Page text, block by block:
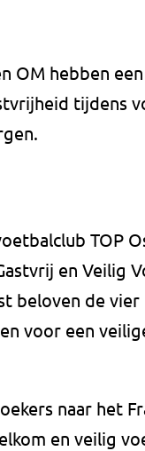
OM hebben
tijdens
TOP
en Veilig
beloven de vier
voor een
naar het
en veilig